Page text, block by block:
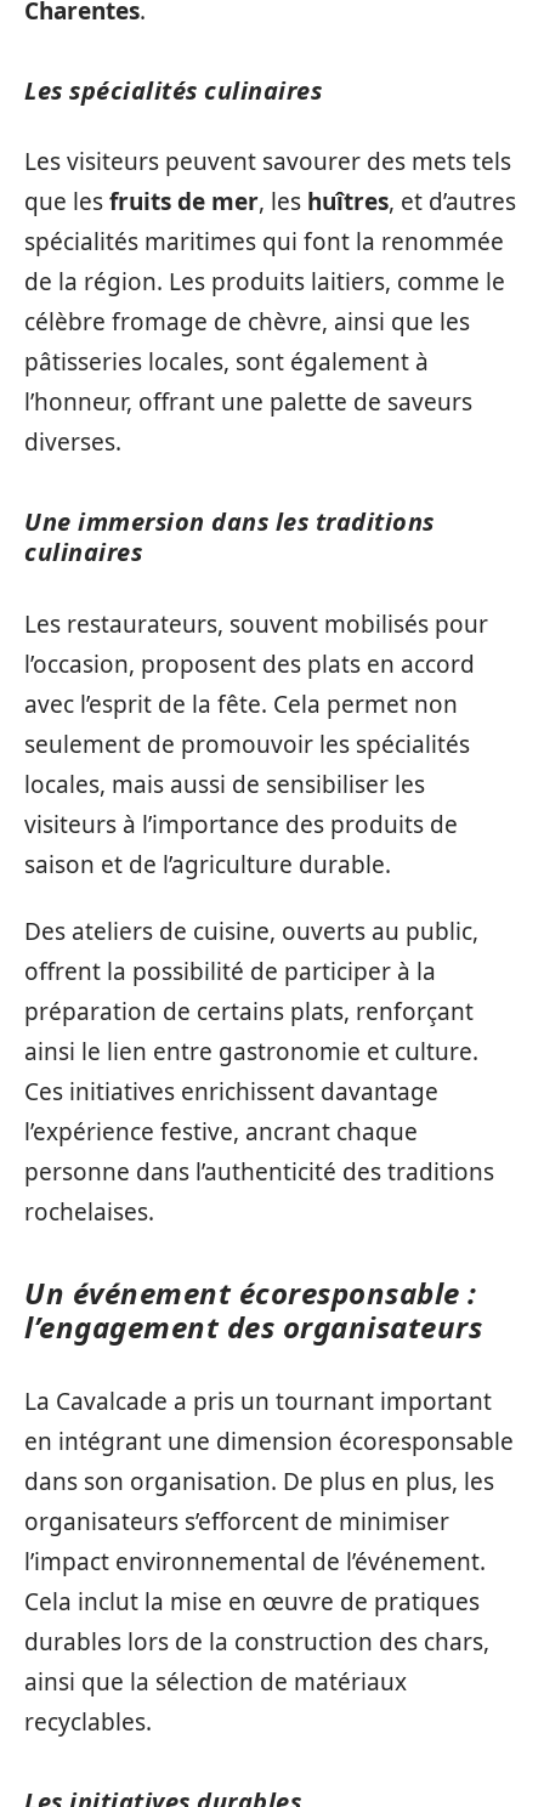
Charentes.
Les spécialités culinaires
Les visiteurs peuvent savourer des mets tels
que lesfruits de mer, les huîtres, et d’autres
spécialités maritimes qui font la renommée
de la région. Les produits laitiers, comme le
célèbre fromage de chèvre, ainsi que les
pâtisseries locales, sont également à
l’honneur, offrant une palette de saveurs
diverses.
Une immersion dans les traditions
culinaires
Les restaurateurs, souvent mobilisés pour
l’occasion, proposent des plats en accord
avec l’esprit de la fête. Cela permet non
seulement de promouvoir les spécialités
locales, mais aussi de sensibiliser les
visiteurs à l’importance des produits de
saison et de l’agriculture durable.
Des ateliers de cuisine, ouverts au public,
offrent la possibilité de participer à la
préparation de certains plats, renforçant
ainsi le lien entre gastronomie et culture.
Ces initiatives enrichissent davantage
l’expérience festive, ancrant chaque
personne dans l’authenticité des traditions
rochelaises.
Un événement écoresponsable :
l’engagement des organisateurs
La Cavalcade a pris un tournant important
en intégrant une dimension écoresponsable
dans son organisation. De plus en plus, les
organisateurs s’efforcent de minimiser
l’impact environnemental de l’événement.
Cela inclut la mise en œuvre de pratiques
durables lors de la construction des chars,
ainsi que la sélection de matériaux
recyclables.